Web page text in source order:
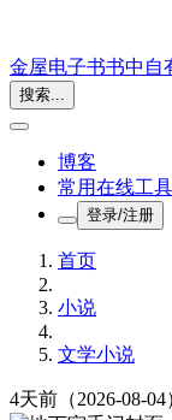
金屋电子书书中自
搜索...
博客
常用在线工具
登录/注册
首页
小说
文学小说
4天前 （2026-08-04